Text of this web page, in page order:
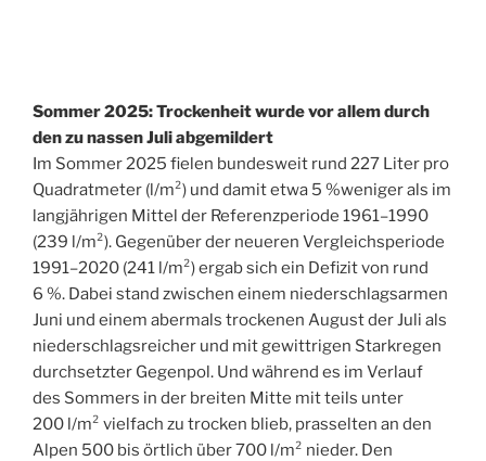
Sommer 2025: Trockenheit wurde vor allem durch
den zu nassen Juli abgemildert
Im Sommer 2025 fielen bundesweit rund 227 Liter pro
Quadratmeter (l/m²) und damit etwa 5 %weniger als im
langjährigen Mittel der Referenzperiode 1961–1990
(239 l/m²). Gegenüber der neueren Vergleichsperiode
1991–2020 (241 l/m²) ergab sich ein Defizit von rund
6 %. Dabei stand zwischen einem niederschlagsarmen
Juni und einem abermals trockenen August der Juli als
niederschlagsreicher und mit gewittrigen Starkregen
durchsetzter Gegenpol. Und während es im Verlauf
des Sommers in der breiten Mitte mit teils unter
200 l/m² vielfach zu trocken blieb, prasselten an den
Alpen 500 bis örtlich über 700 l/m² nieder. Den